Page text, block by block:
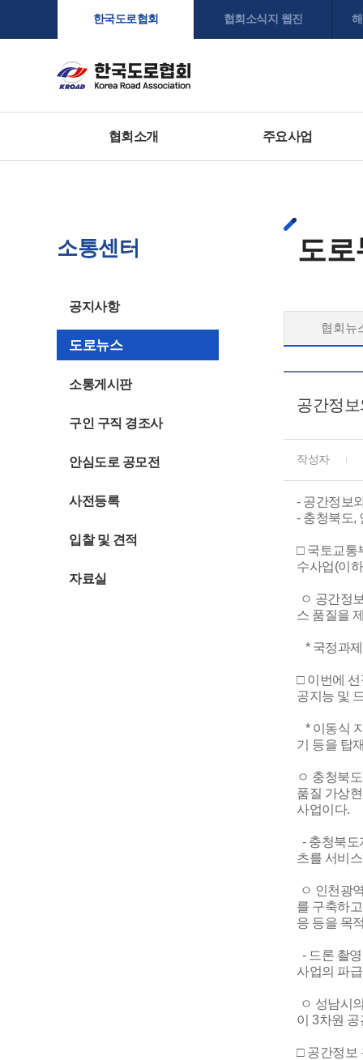
한국도로협회 협회소식지 웹진
협회소개 주요사업
소통센터
공지사항
도로뉴스
소통게시판
구인 구직 경조사
안심도로 공모전
사전등록
입찰 및 견적
자료실
도로
협회뉴
공간정
작성자
- 공간정보
- 충청북도,
□ 국토교통
수사업(이
ㅇ 공간정
스 품질을
* 국정과
□ 이번에 선
공지능 및
* 이동식
기 등을 탑
ㅇ 충청북
품질 가상
사업이다.
- 충청북도
츠를 서비
ㅇ 인천광
를 구축하
응 등을 목
- 드론 촬
사업의 파
ㅇ 성남시
이 3차원
□ 공간정보